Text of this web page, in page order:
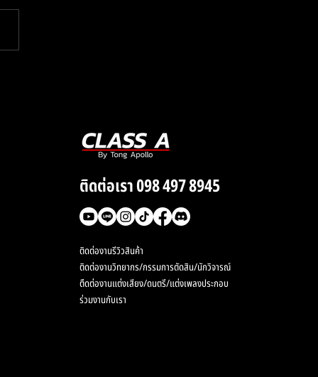
ติดต่อเรา 098 497 8945
ติดต่องานรีวิวสินค้า
ติดต่องานวิทยากร/กรรมการตัดสิน/นักวิจารณ์
ตืดต่องานแต่งเสียง/ดนตรี/แต่งเพลงประกอบ
ร่วมงานกับเรา